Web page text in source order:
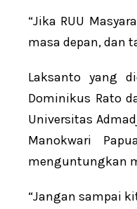
“Jika RUU
masa depan, dan
Laksanto yang
Dominikus Rato
Universitas
Manokwari
menguntungkan
“Jangan sampai